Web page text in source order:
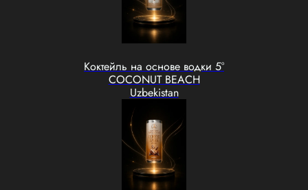
Коктейль на основе водки 5°
COCONUT BEACH
Uzbekistan